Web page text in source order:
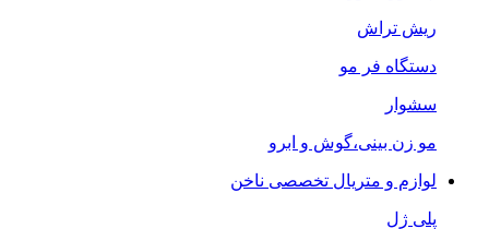
ریش تراش
دستگاه فر مو
سشوار
مو زن بینی،گوش و ابرو
لوازم و متریال تخصصی ناخن
پلی ژل